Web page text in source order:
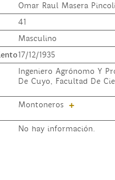
Omar Raul Masera
41
Masculino
17/12/1935
Ingeniero Agrónomo Y
De Cuyo, Facultad De
Montoneros +
No hay información.